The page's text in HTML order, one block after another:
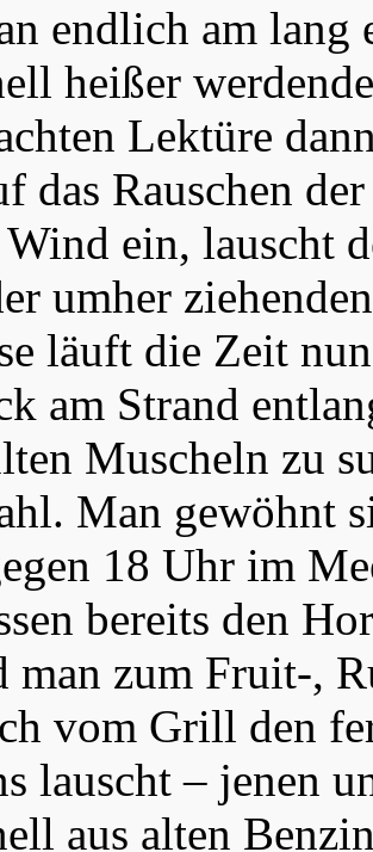
endlich am lang
heißer
Lektüre
das Rauschen
ein, lauscht
umher
läuft die Zeit
am Strand
Muscheln zu
Man gewöhnt
18 Uhr im
bereits den
man zum Fruit-,
vom Grill den
lauscht – jenen
aus alten